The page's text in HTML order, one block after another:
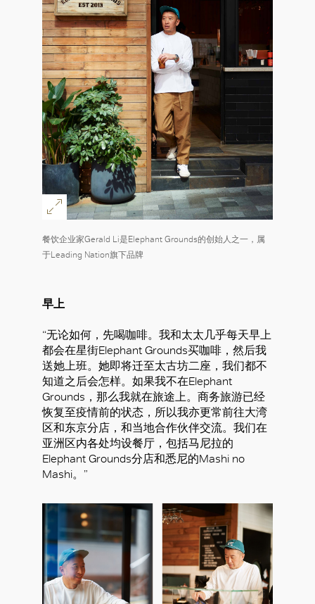
餐饮企业家Gerald Li是Elephant Grounds的创始人之一，属
于Leading Nation旗下品牌
早上
“无论如何，先喝咖啡。我和太太几乎每天早上
都会在星街Elephant Grounds买咖啡，然后我
送她上班。她即将迁至太古坊二座，我们都不
知道之后会怎样。如果我不在Elephant
Grounds，那么我就在旅途上。商务旅游已经
恢复至疫情前的状态，所以我亦更常前往大湾
区和东京分店，和当地合作伙伴交流。我们在
亚洲区内各处均设餐厅，包括马尼拉的
Elephant Grounds分店和悉尼的Mashi no
Mashi。”